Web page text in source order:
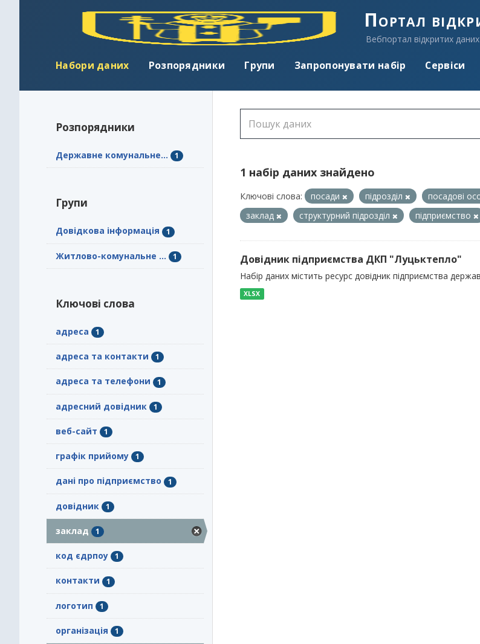
Портал
Вебпортал відкритих
Набори даних Розпорядники Групи Запропонувати набір Сервіси
Розпорядники
Державне комунальне... 1
Групи
Довідкова інформація 1
Житлово-комунальне ... 1
Ключові слова
адреса 1
адреса та контакти 1
адреса та телефони 1
адресний довідник 1
веб-сайт 1
графік прийому 1
дані про підприємство 1
довідник 1
заклад 1
код єдрпоу 1
контакти 1
логотип 1
організація 1
1 набір даних знайдено
Ключові слова: посади підрозділ
посадові
заклад
структурний підрозділ підприємство
Довідник підприємства ДКП "Луцьктепло"
Набір даних містить ресурс довідник підприємства
XLSX